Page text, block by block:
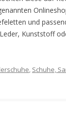
und
Kunststoff
, Schuhe,